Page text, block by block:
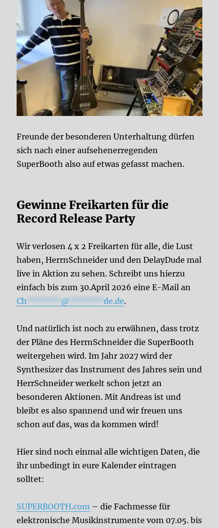
Freunde der besonderen Unterhaltung dürfen
sich nach einer aufsehenerregenden
SuperBooth also auf etwas gefasst machen.
Gewinne Freikarten für die
Record Release Party
Wir verlosen 4 x 2 Freikarten für alle, die Lust
haben, HerrnSchneider und den DelayDude mal
live in Aktion zu sehen. Schreibt uns hierzu
einfach bis zum 30.April 2026 eine E-Mail an
Ch
@ *******de.de.
Und natürlich ist noch zu erwähnen, dass trotz
der Pläne des HerrnSchneider die SuperBooth
weitergehen wird. Im Jahr 2027 wird der
Synthesizer das Instrument des Jahres sein und
HerrSchneider werkelt schon jetzt an
besonderen Aktionen. Mit Andreas ist und
bleibt es also spannend und wir freuen uns
schon auf das, was da kommen wird!
Hier sind noch einmal alle wichtigen Daten, die
ihr unbedingt in eure Kalender eintragen
solltet:
SUPERBOOTH.com – die Fachmesse für
elektronische Musikinstrumente vom 07.05. bis